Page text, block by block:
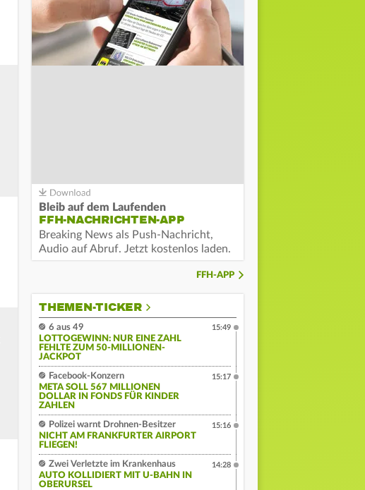
Bleib auf dem Laufenden
FFH-NACHRICHTEN-APP
Breaking News als Push-Nachricht,
Audio auf Abruf. Jetzt kostenlos laden.
FFH-APP
THEMEN-TICKER
6 aus 49
LOTTOGEWINN: NUR EINE ZAHL
FEHLTE ZUM 50-MILLIONEN-
JACKPOT
15:49
Facebook-Konzern
META SOLL 567 MILLIONEN
DOLLAR IN FONDS FÜR KINDER
ZAHLEN
15:17
Polizei warnt Drohnen-Besitzer
NICHT AM FRANKFURTER AIRPORT
FLIEGEN!
15:16
Zwei Verletzte im Krankenhaus
AUTO KOLLIDIERT MIT U-BAHN IN
OBERURSEL
14:28